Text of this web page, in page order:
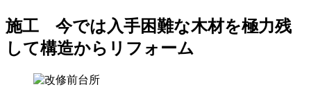
施工 今では入手困難な木材を極力残
して構造からリフォーム